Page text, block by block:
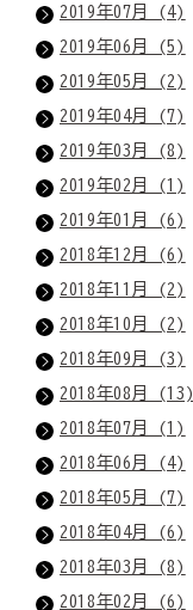
2019年07月 (4)
2019年06月 (5)
2019年05月 (2)
2019年04月 (7)
2019年03月 (8)
2019年02月 (1)
2019年01月 (6)
2018年12月 (6)
2018年11月 (2)
2018年10月 (2)
2018年09月 (3)
2018年08月 (13)
2018年07月 (1)
2018年06月 (4)
2018年05月 (7)
2018年04月 (6)
2018年03月 (8)
2018年02月 (6)